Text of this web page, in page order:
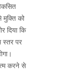
मुक्ति को
दिया कि
स्तर पर
करने से